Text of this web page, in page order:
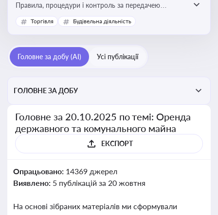
Правила, процедури і контроль за передачею
державного та комунального майна в оренду. Кейси
використання публічного майна
Торгівля Будівельна діяльність
Головне за добу (AI) Усі публікації
ГОЛОВНЕ ЗА ДОБУ
Головне за 20.10.2025 по темі: Оренда
державного та комунального майна
ЕКСПОРТ
Опрацьовано: 14369 джерел
Виявлено: 5 публікацій за 20 жовтня
На основі зібраних матеріалів ми сформували